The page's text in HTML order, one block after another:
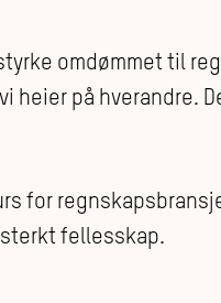
omdømmet til
heier på hverandre.
for
fellesskap.